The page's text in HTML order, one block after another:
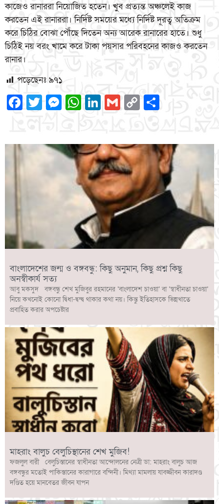
কাজেও রানাররা নিয়োজিত হতেন। খুব প্রত্যন্ত অঞ্চলেই কাজ
করতেন এই রানাররা। নির্দিষ্ট সময়ের মধ্যে নির্দিষ্ট দূরত্ব অতিক্রম
করে চিঠির বোঝা পৌঁছে দিতেন অন্য আরেক রানারের হাতে। শুধু
চিঠিই নয় বরং খামে করে টাকা পয়সার পরিবহনের কাজও করতেন
রানার।
পড়েছেনঃ ৯৭১
Facebook
Twitter
Messenger
WhatsApp
LinkedIn
GmailCopy
Link
Share
বাংলাদেশের জন্ম ও বঙ্গবন্ধু: কিছু অনুমান, কিছু প্রশ্ন কিছু
অনস্বীকার্য সত্য
আবু মকসুদ বঙ্গবন্ধু শেখ মুজিবুর রহমানের ‘বাংলাদেশ চাওয়া’ বা ‘স্বাধীনতা চাওয়া’
নিয়ে কখনোই কোনো দ্বিধা-দ্বন্দ্ব থাকার কথা নয়। কিন্তু ইতিহাসকে ভিন্নখাতে
প্রবাহিত করার অপচেষ্টার
মাহরাং বালুচ বেলুচিস্থানের শেখ মুজিব!
ফজলুল বারী বেলুচিস্তানের স্বাধীনতা আন্দোলনের নেত্রী ডা: মাহরাং বালুচ আজ
বঙ্গবন্ধুর মতোই পাকিস্তানের কারাগারে বন্দিনী। মিথ্যা মামলায় যাবজ্জীবন কারাদণ্ড
দণ্ডিত হয়ে মানবেতর জীবন যাপন